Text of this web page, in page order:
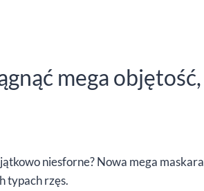
mega objętość,
niesforne? Nowa mega maskara
typach rzęs.